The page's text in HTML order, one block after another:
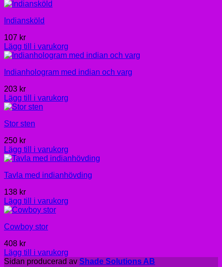
Indiansköld
107 kr
Lägg till i varukorg
Indianhologram med indian och varg
203 kr
Lägg till i varukorg
Stor sten
250 kr
Lägg till i varukorg
Tavla med indianhövding
138 kr
Lägg till i varukorg
Cowboy stor
408 kr
Lägg till i varukorg
Sidan producerad av Shade Solutions AB